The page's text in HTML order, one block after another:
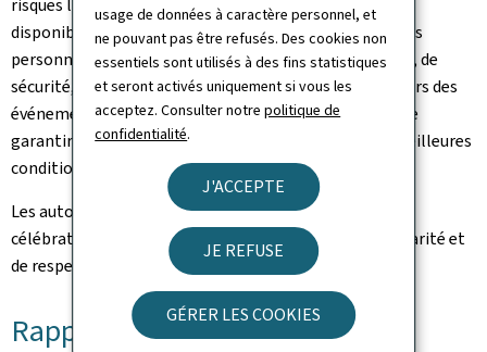
usage de données à caractère personnel, et
ne pouvant pas être refusés. Des cookies non
essentiels sont utilisés à des fins statistiques
et seront activés uniquement si vous les
acceptez. Consulter notrepolitique de
confidentialité.
J'ACCEPTE
JE REFUSE
GÉRER LES COOKIES
risques liés à la chaleur, à l'information du public, à la
disponibilité de points d'eau ainsi qu'à la protection des
personnes les plus vulnérables. Les services de secours, de
sécurité, les autorités locales ainsi que les organisateurs des
événements travaillent en étroite coordination afin de
garantir le bon déroulement des festivités dans les meilleures
conditions de sécurité possibles.
Les autorités invitent la population à profiter des
célébrations dans un esprit de responsabilité, de solidarité et
de respect mutuel.
Rappel des recommandations